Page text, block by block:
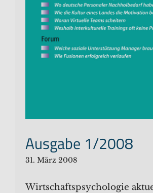
Ausgabe 1/2008
31. März 2008
Wirtschaftspsychologie